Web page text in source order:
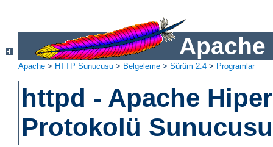
Apache
Apache > HTTP Sunucusu > Belgeleme > Sürüm 2.4 > Programlar
httpd - Apache
Protokolü Sunucusu